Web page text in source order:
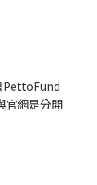
PettoFund
官網是分開